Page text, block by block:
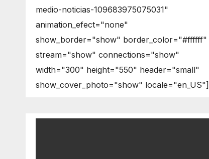
medio-noticias-109683975075031"
animation_efect="none"
show_border="show" border_color="#ffffff"
stream="show" connections="show"
width="300" height="550" header="small"
show_cover_photo="show" locale="en_US"]